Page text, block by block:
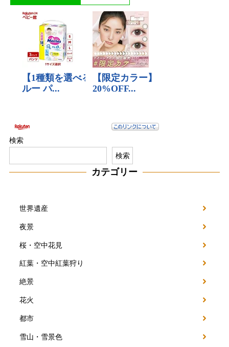
検索
検索
カテゴリー
世界遺産
夜景
桜・空中花見
紅葉・空中紅葉狩り
絶景
花火
都市
雪山・雪景色